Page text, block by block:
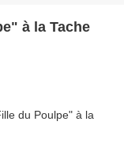
à la Tache